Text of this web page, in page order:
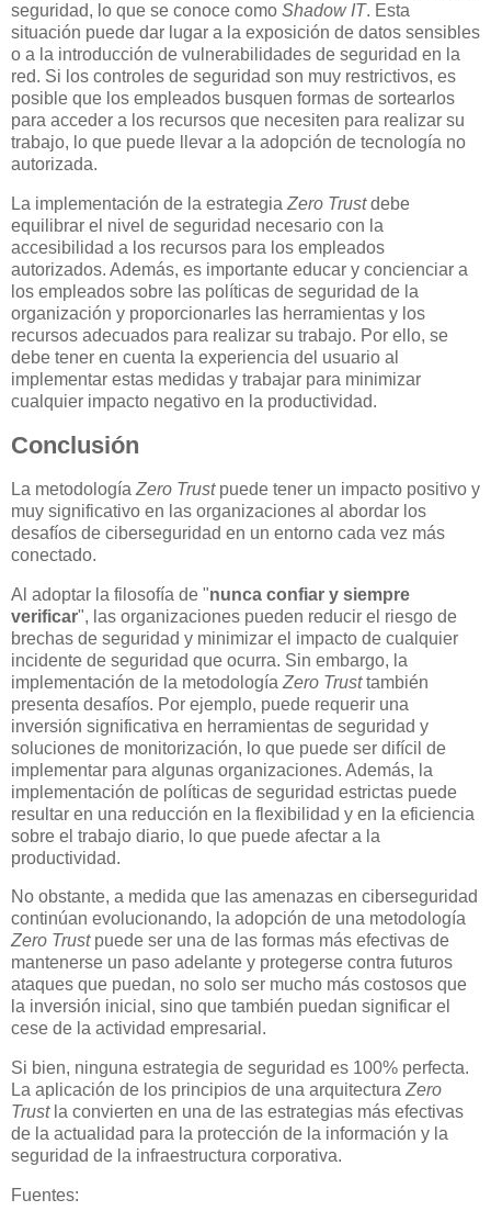
seguridad, lo que se conoce como Shadow IT. Esta
situación puede dar lugar a la exposición de datos sensibles
o a la introducción de vulnerabilidades de seguridad en la
red. Si los controles de seguridad son muy restrictivos, es
posible que los empleados busquen formas de sortearlos
para acceder a los recursos que necesiten para realizar su
trabajo, lo que puede llevar a la adopción de tecnología no
autorizada.
La implementación de la estrategia Zero Trustdebe
equilibrar el nivel de seguridad necesario con la
accesibilidad a los recursos para los empleados
autorizados. Además, es importante educar y concienciar a
los empleados sobre las políticas de seguridad de la
organización y proporcionarles las herramientas y los
recursos adecuados para realizar su trabajo. Por ello, se
debe tener en cuenta la experiencia del usuario al
implementar estas medidas y trabajar para minimizar
cualquier impacto negativo en la productividad.
Conclusión
La metodología Zero Trustpuede tener un impacto positivo y
muy significativo en las organizaciones al abordar los
desafíos de ciberseguridad en un entorno cada vez más
conectado.
Al adoptar la filosofía de "nunca confiar y siempre
verificar", las organizaciones pueden reducir el riesgo de
brechas de seguridad y minimizar el impacto de cualquier
incidente de seguridad que ocurra. Sin embargo, la
implementación de la metodología Zero Trusttambién
presenta desafíos. Por ejemplo, puede requerir una
inversión significativa en herramientas de seguridad y
soluciones de monitorización, lo que puede ser difícil de
implementar para algunas organizaciones. Además, la
implementación de políticas de seguridad estrictas puede
resultar en una reducción en la flexibilidad y en la eficiencia
sobre el trabajo diario, lo que puede afectar a la
productividad.
No obstante, a medida que las amenazas en ciberseguridad
continúan evolucionando, la adopción de una metodología
Zero Trustpuede ser una de las formas más efectivas de
mantenerse un paso adelante y protegerse contra futuros
ataques que puedan, no solo ser mucho más costosos que
la inversión inicial, sino que también puedan significar el
cese de la actividad empresarial.
Si bien, ninguna estrategia de seguridad es 100% perfecta.
La aplicación de los principios de una arquitectura Zero
Trustla convierten en una de las estrategias más efectivas
de la actualidad para la protección de la información y la
seguridad de la infraestructura corporativa.
Fuentes: